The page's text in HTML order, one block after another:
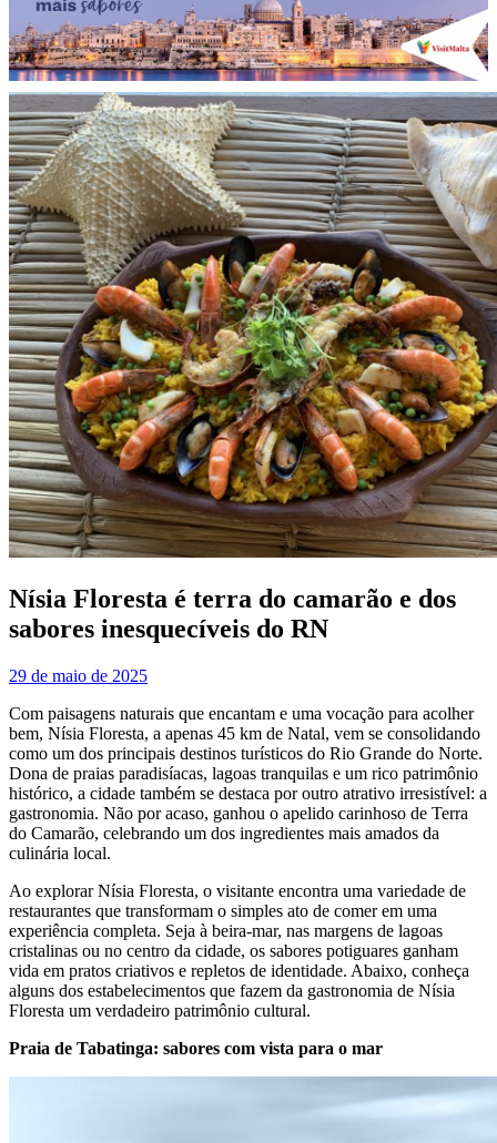
Nísia Floresta é terra do camarão e dos
sabores inesquecíveis do RN
29 de maio de 2025
Com paisagens naturais que encantam e uma vocação para acolher
bem, Nísia Floresta, a apenas 45 km de Natal, vem se consolidando
como um dos principais destinos turísticos do Rio Grande do Norte.
Dona de praias paradisíacas, lagoas tranquilas e um rico patrimônio
histórico, a cidade também se destaca por outro atrativo irresistível: a
gastronomia. Não por acaso, ganhou o apelido carinhoso de Terra
do Camarão, celebrando um dos ingredientes mais amados da
culinária local.
Ao explorar Nísia Floresta, o visitante encontra uma variedade de
restaurantes que transformam o simples ato de comer em uma
experiência completa. Seja à beira-mar, nas margens de lagoas
cristalinas ou no centro da cidade, os sabores potiguares ganham
vida em pratos criativos e repletos de identidade. Abaixo, conheça
alguns dos estabelecimentos que fazem da gastronomia de Nísia
Floresta um verdadeiro patrimônio cultural.
Praia de Tabatinga: sabores com vista para o mar